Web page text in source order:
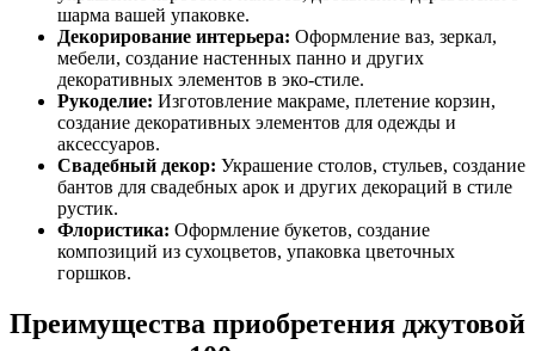
шарма вашей упаковке.
Декорирование интерьера: Оформление ваз, зеркал,
мебели, создание настенных панно и других
декоративных элементов в эко-стиле.
Рукоделие: Изготовление макраме, плетение корзин,
создание декоративных элементов для одежды и
аксессуаров.
Свадебный декор: Украшение столов, стульев, создание
бантов для свадебных арок и других декораций в стиле
рустик.
Флористика: Оформление букетов, создание
композиций из сухоцветов, упаковка цветочных
горшков.
Преимущества приобретения джутовой